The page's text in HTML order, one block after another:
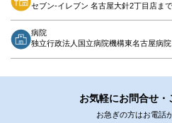
セブン-イレブン 名古屋大針2丁目店まで
病院
独立行政法人国立病院機構東名古屋病院
お気軽にお問合せ
お急ぎの方はお電話